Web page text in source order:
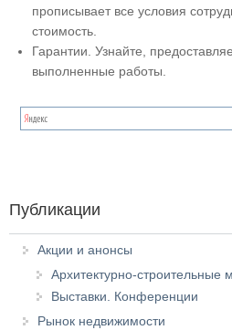
прописывает все условия
стоимость.
Гарантии. Узнайте,
выполненные работы.
Публикации
Акции и анонсы
Архитектурно-строительные
Выставки. Конференции
Рынок недвижимости